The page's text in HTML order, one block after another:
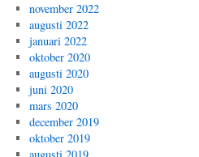
november 2022
augusti 2022
januari 2022
oktober 2020
augusti 2020
juni 2020
mars 2020
december 2019
oktober 2019